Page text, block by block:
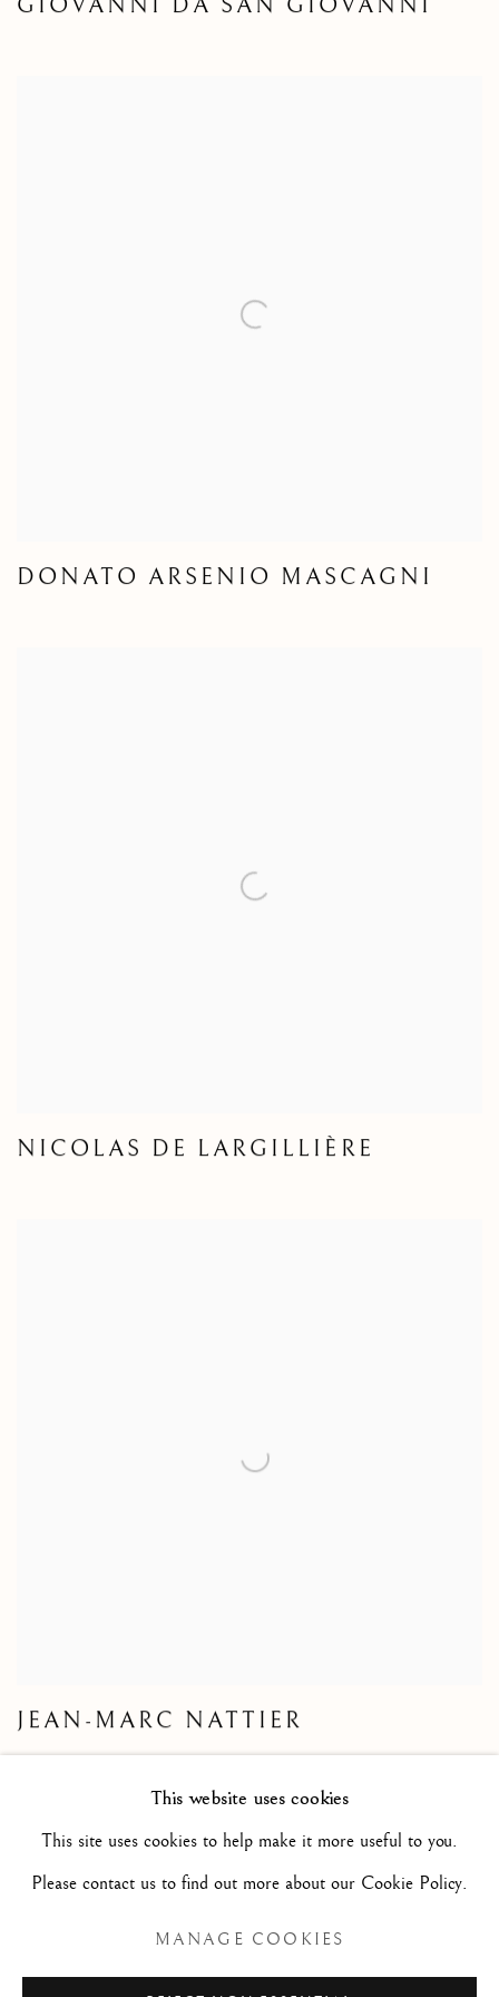
GIOVANNI DA SAN GIOVANNI
DONATO ARSENIO MASCAGNI
NICOLAS DE LARGILLIÈRE
JEAN-MARC NATTIER
This website uses cookies
This site uses cookies to help make it more useful to you.
Please contact us to find out more about our Cookie Policy.
MANAGE COOKIES